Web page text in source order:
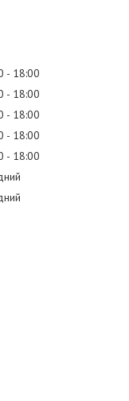
18:00
18:00
18:00
18:00
18:00